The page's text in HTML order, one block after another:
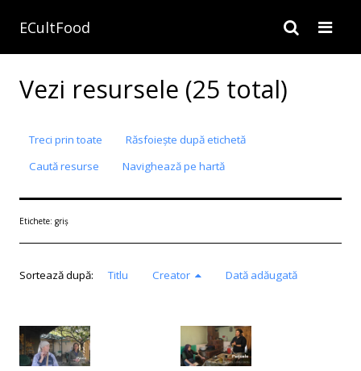
ECultFood
Vezi resursele (25 total)
Treci prin toate
Răsfoiește după etichetă
Caută resurse
Navighează pe hartă
Etichete: griș
Sortează după: Titlu Creator Dată adăugată